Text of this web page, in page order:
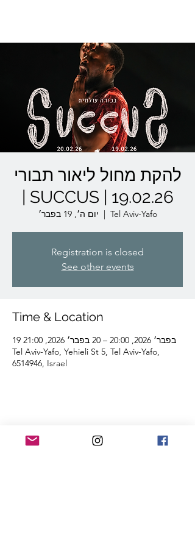
להקת מחול ליאור תבורי
| SUCCUS | 19.02.26
יום ה׳, 19 בפבר׳
  |
Tel Aviv-Yafo
Registration is closed
See other events
Time & Location
19 בפבר׳ 2026, 20:00 – 20 בפבר׳ 2026, 21:00
Tel Aviv-Yafo, Yehieli St 5, Tel Aviv-Yafo,
6514946, Israel